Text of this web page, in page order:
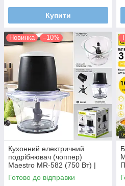
Купити
Новинка –10%
Кухонний електричний
подрібнювач (чоппер)
Maestro MR-582 (750 Вт) |
Скляна чаша 1.2 л та
імпульсний режим
Готово до відправки